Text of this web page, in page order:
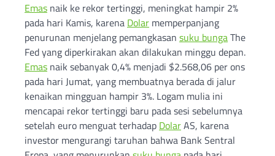
Emas naik ke rekor tertinggi, meningkat hampir 2%
pada hari Kamis, karena Dolar memperpanjang
penurunan menjelang pemangkasan suku bungaThe
Fed yang diperkirakan akan dilakukan minggu depan.
Emas naik sebanyak 0,4% menjadi $2.568,06 per ons
pada hari Jumat, yang membuatnya berada di jalur
kenaikan mingguan hampir 3%. Logam mulia ini
mencapai rekor tertinggi baru pada sesi sebelumnya
setelah euro menguat terhadap DolarAS, karena
investor mengurangi taruhan bahwa Bank Sentral